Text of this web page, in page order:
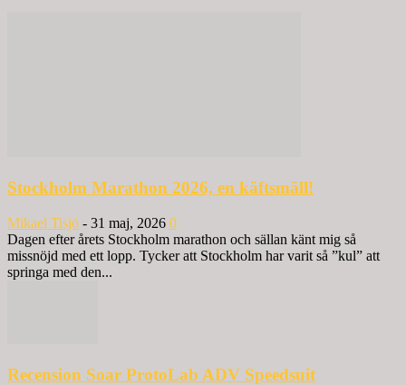
Stockholm Marathon 2026, en käftsmäll!
Mikael Tisjö - 31 maj, 2026 0
Dagen efter årets Stockholm marathon och sällan känt mig så
missnöjd med ett lopp. Tycker att Stockholm har varit så ”kul” att
springa med den...
Recension Soar ProtoLab ADV Speedsuit